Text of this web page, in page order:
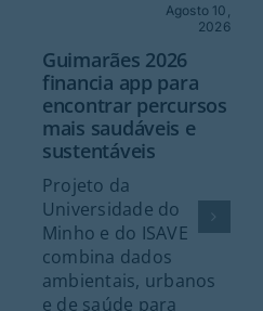
Agosto 10,
2026
Guimarães 2026
financia app para
encontrar percursos
mais saudáveis e
sustentáveis
Projeto da
Universidade do
Minho e do ISAVE
combina dados
ambientais, urbanos
e de saúde para